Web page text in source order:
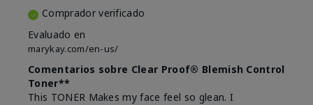
Comprador verificado
Evaluado en
marykay.com/en-us/
Comentarios sobre Clear Proof® Blemish Control
Toner**
This TONER Makes my face feel so glean. I